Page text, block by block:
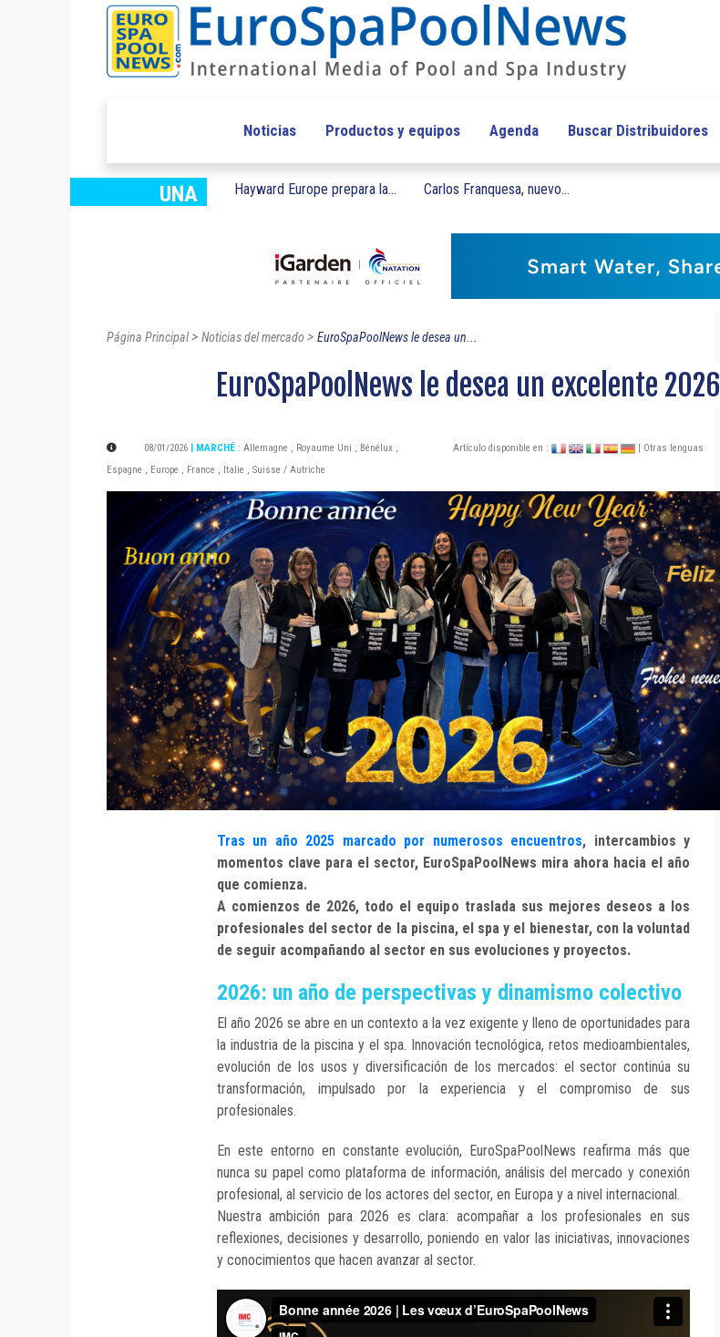
Noticias Productos y equipos Agenda Buscar Distribuidores
UNA Hayward Europe prepara la... Carlos Franquesa, nuevo...
Página Principal> Noticias del mercado > EuroSpaPoolNews le desea un...
EuroSpaPoolNews le desea un excelente 2026
08/01/2026 | MARCHÉ : Allemagne , Royaume Uni , Bénélux ,
Espagne , Europe , France , Italie , Suisse / Autriche
Artículo disponible en : | Otras lenguas
Tras un año 2025 marcado por numerosos encuentros, intercambios y
momentos clave para el sector, EuroSpaPoolNews mira ahora hacia el año
que comienza.
A comienzos de 2026, todo el equipo traslada sus mejores deseos a los
profesionales del sector de la piscina, el spa y el bienestar, con la voluntad
de seguir acompañando al sector en sus evoluciones y proyectos.
2026: un año de perspectivas y dinamismo colectivo
El año 2026 se abre en un contexto a la vez exigente y lleno de oportunidades para
la industria de la piscina y el spa. Innovación tecnológica, retos medioambientales,
evolución de los usos y diversificación de los mercados: el sector continúa su
transformación, impulsado por la experiencia y el compromiso de sus
profesionales.
En este entorno en constante evolución, EuroSpaPoolNews reafirma más que
nunca su papel como plataforma de información, análisis del mercado y conexión
profesional, al servicio de los actores del sector, en Europa y a nivel internacional.
Nuestra ambición para 2026 es clara: acompañar a los profesionales en sus
reflexiones, decisiones y desarrollo, poniendo en valor las iniciativas, innovaciones
y conocimientos que hacen avanzar al sector.